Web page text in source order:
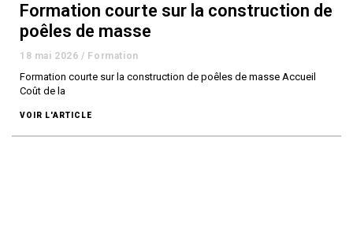
Formation courte sur la construction de
poêles de masse
18 mai 2026 / Formation
Formation courte sur la construction de poêles de masse Accueil
Coût de la
VOIR L'ARTICLE